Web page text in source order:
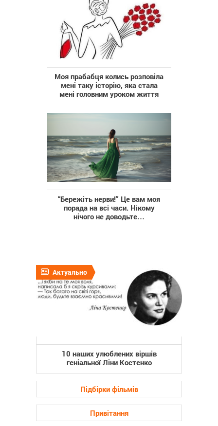
Моя прабабця колись розповіла
мені таку історію, яка стала
мені головним уроком життя
“Бережіть нерви!” Це вам моя
порада на всі часи. Нікому
нічого не доводьте…
Актуально
10 наших улюблених віршів
геніальної Ліни Костенко
Підбірки фільмів
Привітання